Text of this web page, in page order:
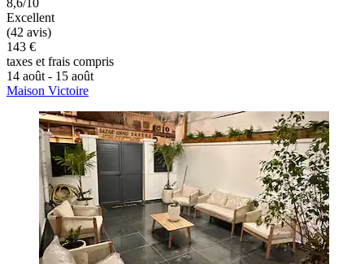
8,6/10
Excellent
(42 avis)
143 €
taxes et frais compris
14 août - 15 août
Maison Victoire